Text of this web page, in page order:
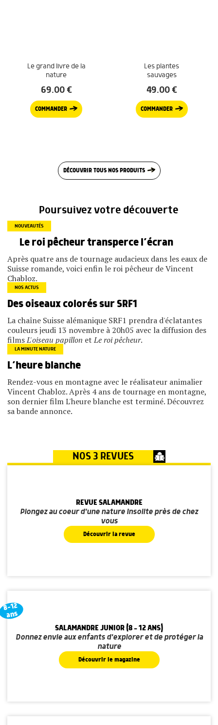
Le grand livre de la
nature
69.00€
COMMANDER
Les plantes
sauvages
49.00€
COMMANDER
DÉCOUVRIR TOUS NOS PRODUITS
Poursuivez votre découverte
NOUVEAUTÉS
Le roi pêcheur transperce l’écran
Après quatre ans de tournage audacieux dans les eaux de
Suisse romande, voici enfin le roi pêcheur de Vincent
Chabloz.
NOS ACTUS
Des oiseaux colorés sur SRF1
La chaîne Suisse alémanique SRF1 prendra d'éclatantes
couleurs jeudi 13 novembre à 20h05 avec la diffusion des
filmsL'oiseau papillon etLe roi pêcheur.
LA MINUTE NATURE
L’heure blanche
Rendez-vous en montagne avec le réalisateur animalier
Vincent Chabloz. Après 4 ans de tournage en montagne,
son dernier film L'heure blanche est terminé. Découvrez
sa bande annonce.
NOS 3 REVUES
REVUE SALAMANDRE
Plongez au coeur d'une nature insolite près de chez
vous
Découvrir la revue
8-12
ans
SALAMANDRE JUNIOR (8 - 12 ANS)
Donnez envie aux enfants d'explorer et de protéger la
nature
Découvrir le magazine